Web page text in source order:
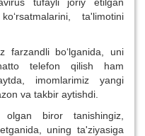
ta'limotini
farzandli bo‘lganida, uni
telefon qilish ham
imomlarimiz yangi
va takbir aytishdi.
biror tanishingiz,
uning ta'ziyasiga